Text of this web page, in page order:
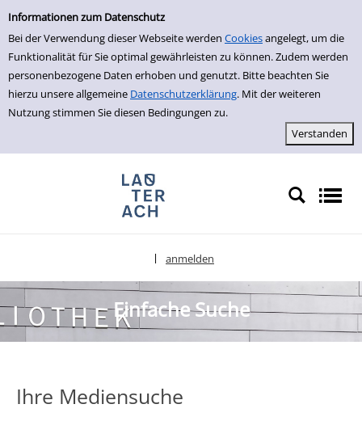
Einfache Suche
Informationen zum Datenschutz
Bei der Verwendung dieser Webseite werden Cookiesangelegt, um die
Funktionalität für Sie optimal gewährleisten zu können. Zudem werden
personenbezogene Daten erhoben und genutzt. Bitte beachten Sie
hierzu unsere allgemeine Datenschutzerklärung. Mit der weiteren
Nutzung stimmen Sie diesen Bedingungen zu.
zur Navigation springen
zum Inhalt springen
Zur Detailanzeige springen
anmelden
Einfache Suche
Ihre Mediensuche